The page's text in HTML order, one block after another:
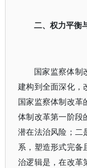
二、权力平衡
国家监察体制
建构到全面深化，
国家监察体制改革
体制改革第一阶段
潜在法治风险；二
系，塑造形式完备
治逻辑是，在改革